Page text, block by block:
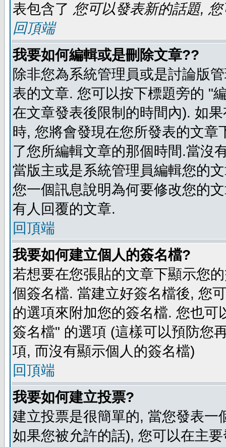
表包含了 您可以發表新的話題,
回頂端
我要如何編輯或是刪除文章??
除非您為系統管理員或是討論版
表的文章. 您可以按下標題旁的 "
在文章發表後限制的時間內). 如
時, 您將會發現在您所發表的文
了您所編輯文章的那個時間.當沒
當版主或是系統管理員編輯您的
您一個訊息說明為何要修改您的
有人回覆的文章.
回頂端
我要如何建立個人的簽名檔?
若想要在您張貼的文章下顯示您
個簽名檔. 當建立好簽名檔後, 您
的選項來附加您的簽名檔. 您也
簽名檔" 的選項 (這樣可以預防您
項, 而沒有顯示個人的簽名檔)
回頂端
我要如何建立投票?
建立投票是很簡單的, 當您發表
如果您被允許的話), 您可以在主